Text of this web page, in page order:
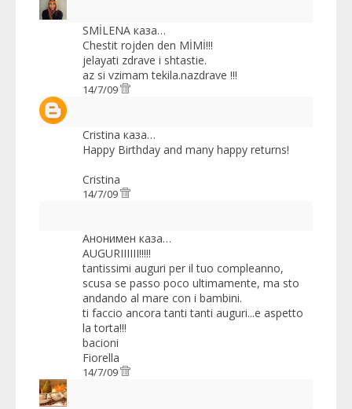
SMİLENA каза…
Chestit rojden den MİMİ!!!
jelayati zdrave i shtastie.
az si vzimam tekila.nazdrave !!!
14/7/09
Cristina каза…
Happy Birthday and many happy returns!
Cristina
14/7/09
Анонимен каза…
AUGURIIIIII!!!!!
tantissimi auguri per il tuo compleanno,
scusa se passo poco ultimamente, ma sto
andando al mare con i bambini.
ti faccio ancora tanti tanti auguri...e aspetto
la torta!!!
bacioni
Fiorella
14/7/09